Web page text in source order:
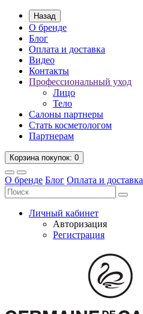
Назад
О бренде
Блог
Оплата и доставка
Видео
Контакты
Профессиональный уход
Лицо
Тело
Салоны партнеры
Стать косметологом
Партнерам
Корзинапокупок: 0
О бренде Блог Оплата и доставка
Личный кабинет
Авторизация
Регистрация